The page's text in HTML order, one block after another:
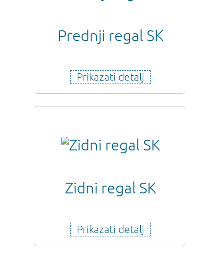
Prednji regal SK
Prikazati detalj
Zidni regal SK
Prikazati detalj